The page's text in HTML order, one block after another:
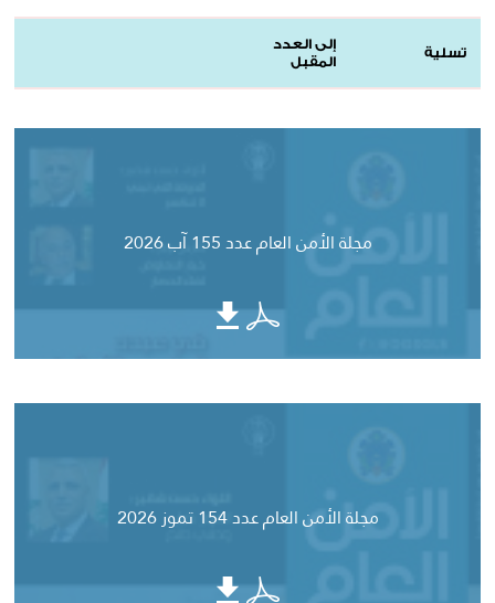
تسلية
إلى العدد
المقبل
مجلة الأمن العام عدد 155 آب 2026
مجلة الأمن العام عدد 154 تموز 2026